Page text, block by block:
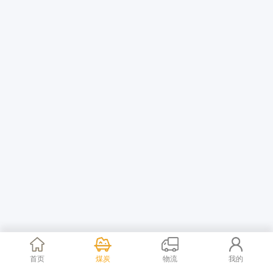
首页 煤炭 物流 我的